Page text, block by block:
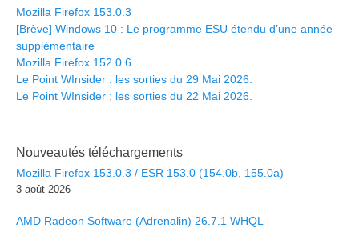
Mozilla Firefox 153.0.3
[Brève] Windows 10 : Le programme ESU étendu d’une année
supplémentaire
Mozilla Firefox 152.0.6
Le Point WInsider : les sorties du 29 Mai 2026.
Le Point WInsider : les sorties du 22 Mai 2026.
Nouveautés téléchargements
Mozilla Firefox 153.0.3 / ESR 153.0 (154.0b, 155.0a)
3 août 2026
AMD Radeon Software (Adrenalin) 26.7.1 WHQL